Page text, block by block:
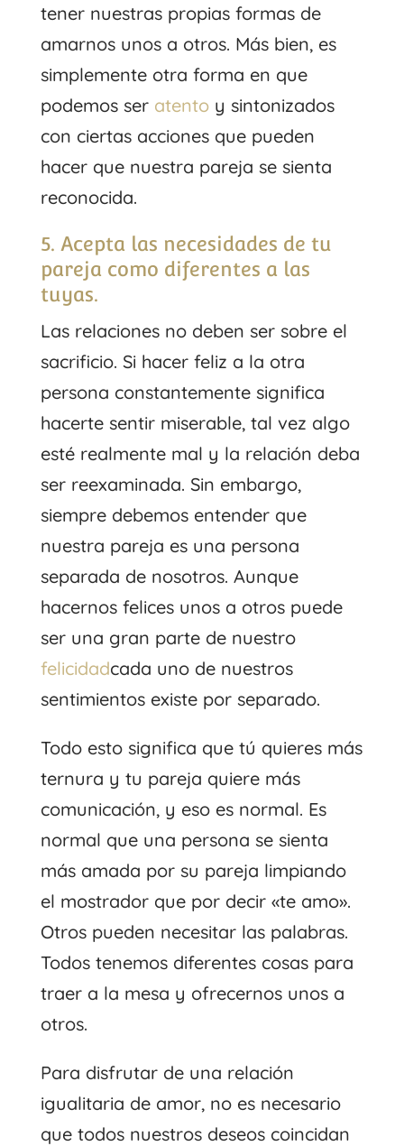
tener nuestras propias formas de
amarnos unos a otros. Más bien, es
simplemente otra forma en que
podemos ser atentoy sintonizados
con ciertas acciones que pueden
hacer que nuestra pareja se sienta
reconocida.
5. Acepta las necesidades de tu
pareja como diferentes a las
tuyas.
Las relaciones no deben ser sobre el
sacrificio. Si hacer feliz a la otra
persona constantemente significa
hacerte sentir miserable, tal vez algo
esté realmente mal y la relación deba
ser reexaminada. Sin embargo,
siempre debemos entender que
nuestra pareja es una persona
separada de nosotros. Aunque
hacernos felices unos a otros puede
ser una gran parte de nuestro
felicidadcada uno de nuestros
sentimientos existe por separado.
Todo esto significa que tú quieres más
ternura y tu pareja quiere más
comunicación, y eso es normal. Es
normal que una persona se sienta
más amada por su pareja limpiando
el mostrador que por decir «te amo».
Otros pueden necesitar las palabras.
Todos tenemos diferentes cosas para
traer a la mesa y ofrecernos unos a
otros.
Para disfrutar de una relación
igualitaria de amor, no es necesario
que todos nuestros deseos coincidan